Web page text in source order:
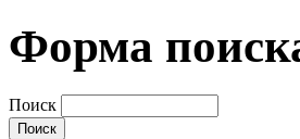
Форма
Поиск